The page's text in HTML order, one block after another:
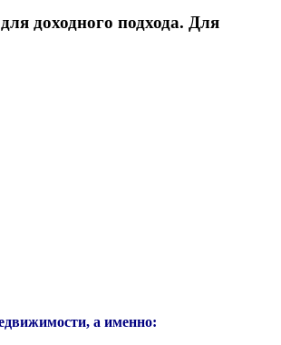
доходного подхода. Для
а именно: